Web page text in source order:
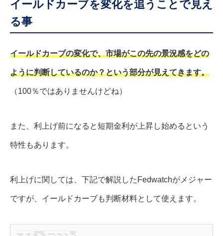
イールドカーブを変化を追うことで見え
る事
イールドカーブの変化で、市場がこの先の景況感をどの
ように判断しているのか？という部分が見えてきます。
（100％ではありませんけどね）
また、利上げ前になると短期金利が上昇し始めるという
特性もあります。
利上げに関しては、下記で解説したFedwatchがメジャー
ですが、イールドカーブも判断材料として使えます。